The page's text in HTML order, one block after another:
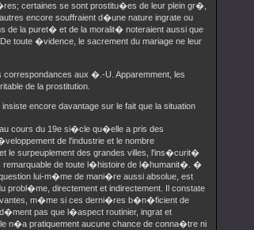
certaines se sont prostitu�es de leur plein gr�,
encore souffraient d�une nature ingrate ou
de la puret� et de la moralit� noteraient aussi que
toute �vidence, le sacrement du mariage ne leur
aux �.-U. Apparemment, les
de la prostitution.
encore davantage sur le fait que la situation
cours du 19e si�cle qu�elle a pris des
de l'industrie et le nombre
le surpeuplement des grandes villes, l'ins�curit�
de toute l�histoire de l�humanit�. �
lui-m�me de mani�re aussi absolue, est
directement et indirectement. Il constate
m�me si ces derni�res b�n�ficient de
pas que l�aspect routinier, ingrat et
n�a pratiquement aucune chance de conna�tre ni